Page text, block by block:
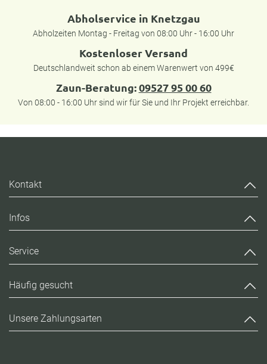
Abholservice in Knetzgau
Abholzeiten Montag - Freitag von 08:00 Uhr - 16:00 Uhr
Kostenloser Versand
Deutschlandweit schon ab einem Warenwert von 499€
Zaun-Beratung:09527 95 00 60
Von 08:00 - 16:00 Uhr sind wir für Sie und Ihr Projekt erreichbar.
Kontakt
Infos
Service
Häufig gesucht
Unsere Zahlungsarten